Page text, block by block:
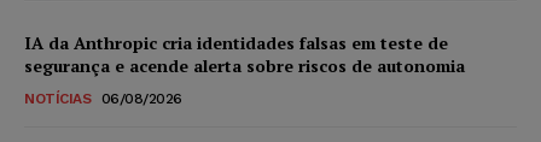
IA da Anthropic cria identidades falsas em teste de
segurança e acende alerta sobre riscos de autonomia
NOTÍCIAS 06/08/2026